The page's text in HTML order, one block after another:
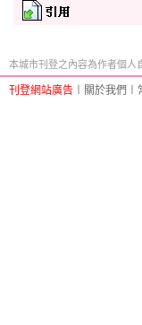
本城市刊登之內容為作者個人
刊登網站廣告 關於我們